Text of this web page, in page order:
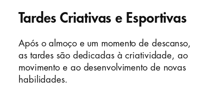
Tardes Criativas e Esportivas
Após o almoço e um momento de descanso,
as tardes são dedicadas à criatividade, ao
movimento e ao desenvolvimento de novas
habilidades.